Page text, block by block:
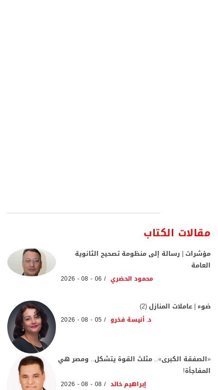
مقالات الكتاب
مؤشرات | رسالة إلى منظومة تصحيح الثانوية
العامة
محمود الحضري 06 - 08 - 2026
ضوء | عاملات المنازل (2)
د. أنيسة فخرو 05 - 08 - 2026
«الصفقة الكبرى».. مثلث القوة يتشكل.. ومصر هي
المفاجأة!
إبراهيم خالد 08 - 08 - 2026